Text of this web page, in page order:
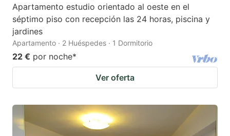
Apartamento estudio orientado al oeste en el
séptimo piso con recepción las 24 horas, piscina y
jardines
Apartamento · 2 Huéspedes · 1 Dormitorio
22 € por noche*
Ver oferta